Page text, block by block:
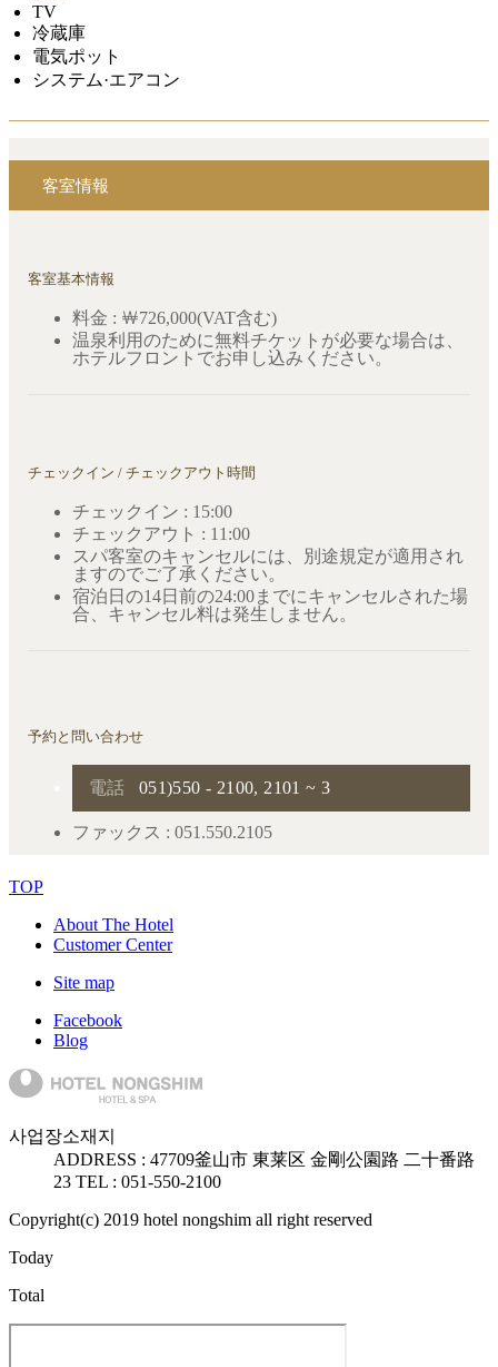
TV
冷蔵庫
電気ポット
システム·エアコン
客室情報
客室基本情報
料金 : ￦726,000(VAT含む)
温泉利用のために無料チケットが必要な場合は、
ホテルフロントでお申し込みください。
チェックイン / チェックアウト時間
チェックイン : 15:00
チェックアウト : 11:00
スパ客室のキャンセルには、別途規定が適用され
ますのでご了承ください。
宿泊日の14日前の24:00までにキャンセルされた場
合、キャンセル料は発生しません。
予約と問い合わせ
電話 051)550 - 2100, 2101 ~ 3
ファックス : 051.550.2105
TOP
About The Hotel
Customer Center
Site map
Facebook
Blog
사업장소재지
ADDRESS : 47709釜山市 東莱区 金剛公園路 二十番路
23 TEL : 051-550-2100
Copyright(c) 2019 hotel nongshim all right reserved
Today
Total